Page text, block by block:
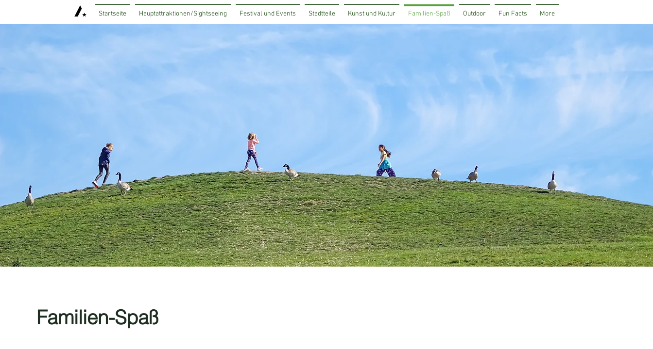
Startseite Hauptattraktionen/Sightseeing Festival und Events Stadtteile Kunst und Kultur Familien-Spaß Outdoor Fun Facts More
Familien-Spaß